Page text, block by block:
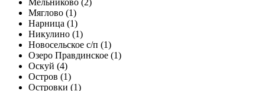
Мельниково (2)
Мяглово (1)
Нарница (1)
Никулино (1)
Новосельское с/п (1)
Озеро Правдинское (1)
Оскуй (4)
Остров (1)
Островки (1)